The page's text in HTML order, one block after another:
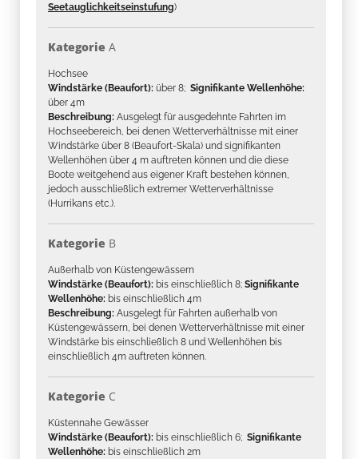
Seetauglichkeitseinstufung)
Kategorie A
Hochsee
Windstärke (Beaufort): über 8; Signifikante Wellenhöhe:
über 4m
Beschreibung: Ausgelegt für ausgedehnte Fahrten im
Hochseebereich, bei denen Wetterverhältnisse mit einer
Windstärke über 8 (Beaufort-Skala) und signifikanten
Wellenhöhen über 4 m auftreten können und die diese
Boote weitgehend aus eigener Kraft bestehen können,
jedoch ausschließlich extremer Wetterverhältnisse
(Hurrikans etc.).
Kategorie B
Außerhalb von Küstengewässern
Windstärke (Beaufort): bis einschließlich 8; Signifikante
Wellenhöhe: bis einschließlich 4m
Beschreibung: Ausgelegt für Fahrten außerhalb von
Küstengewässern, bei denen Wetterverhältnisse mit einer
Windstärke bis einschließlich 8 und Wellenhöhen bis
einschließlich 4m auftreten können.
Kategorie C
Küstennahe Gewässer
Windstärke (Beaufort): bis einschließlich 6; Signifikante
Wellenhöhe: bis einschließlich 2m